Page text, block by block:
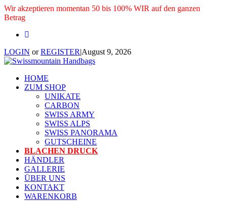
Wir akzeptieren momentan 50 bis 100% WIR auf den ganzen
Betrag
LOGIN orREGISTER|August 9, 2026
HOME
ZUM SHOP
UNIKATE
CARBON
SWISS ARMY
SWISS ALPS
SWISS PANORAMA
GUTSCHEINE
BLACHEN DRUCK
HÄNDLER
GALLERIE
ÜBER UNS
KONTAKT
WARENKORB